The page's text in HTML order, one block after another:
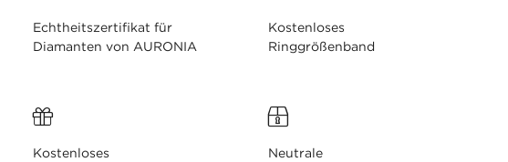
Echtheitszertifikat für
Diamanten von AURONIA
Kostenloses
Ringgrößenband
Kostenloses
Neutrale